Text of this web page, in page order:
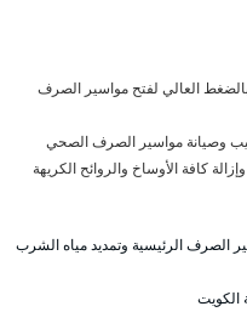
العالي لفتح مواسير الصرف
وصيانة مواسير الصرف الصحي
كافة الأوساخ والروائح الكريهة
الصرف الرئيسية وتمديد مياه الشرب
الكويت